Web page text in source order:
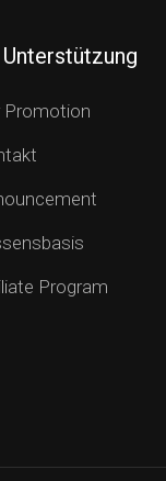
Unterstützung
Promotion
Program